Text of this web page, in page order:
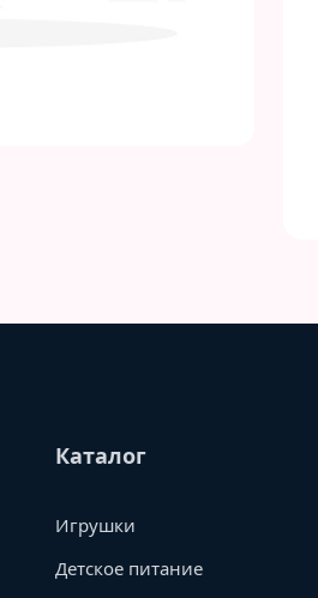
Каталог
Игрушки
Детское питание